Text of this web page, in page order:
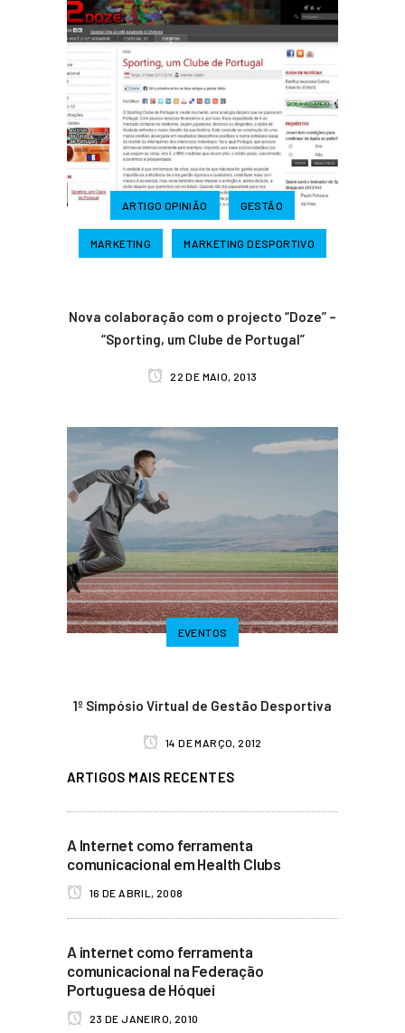
ARTIGO OPINIÃO GESTÃO
MARKETING MARKETING DESPORTIVO
Nova colaboração com o projecto “Doze” –
“Sporting, um Clube de Portugal”
22 DE MAIO, 2013
EVENTOS
1º Simpósio Virtual de Gestão Desportiva
14 DE MARÇO, 2012
ARTIGOS MAIS RECENTES
A Internet como ferramenta
comunicacional em Health Clubs
16 DE ABRIL, 2008
A internet como ferramenta
comunicacional na Federação
Portuguesa de Hóquei
23 DE JANEIRO, 2010